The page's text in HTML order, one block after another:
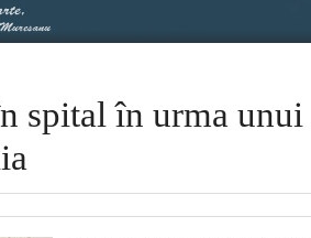
spital în urma unui